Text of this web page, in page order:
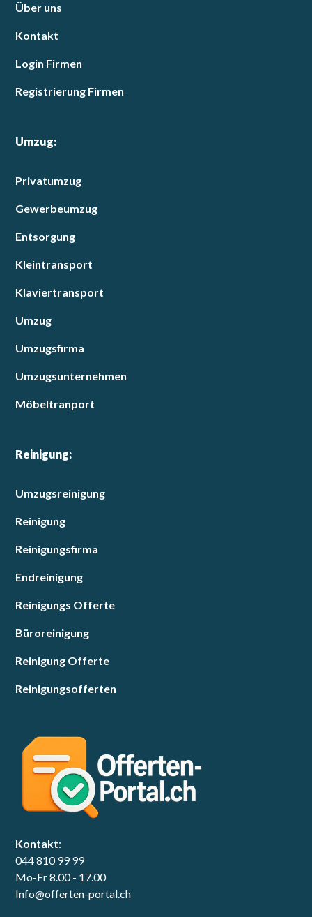
Über uns
Kontakt
Login Firmen
Registrierung Firmen
Umzug:
Privatumzug
Gewerbeumzug
Entsorgung
Kleintransport
Klaviertransport
Umzug
Umzugsfirma
Umzugsunternehmen
Möbeltranport
Reinigung:
Umzugsreinigung
Reinigung
Reinigungsfirma
Endreinigung
Reinigungs Offerte
Büroreinigung
Reinigung Offerte
Reinigungsofferten
Kontakt:
044 810 99 99
Mo-Fr 8.00 - 17.00
Info@offerten-portal.ch